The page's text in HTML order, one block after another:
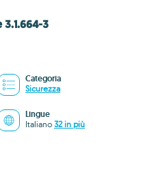
3
Categoria
Sicurezza
Lingue
Italiano 32 in più